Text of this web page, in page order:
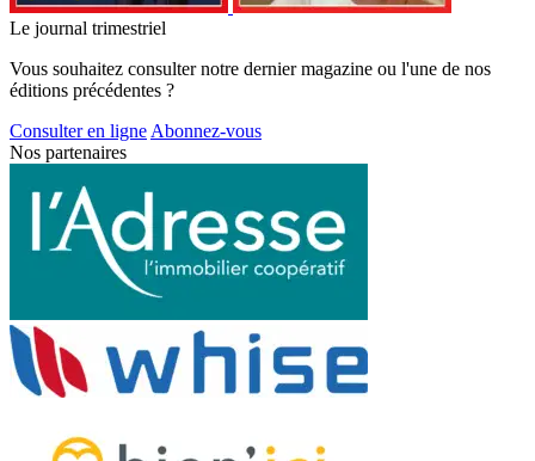
Le journal trimestriel
Vous souhaitez consulter notre dernier magazine ou l'une de nos
éditions précédentes ?
Consulter en ligne Abonnez-vous
Nos partenaires